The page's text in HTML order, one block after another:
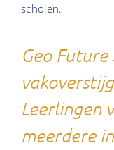
scholen.
Geo
Leerlingen
meerdere